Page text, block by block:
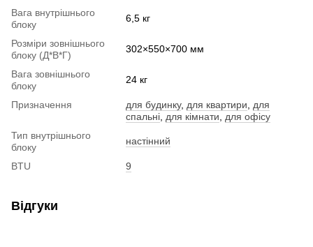
Вага внутрішнього
блоку
6,5 кг
Розміри зовнішнього
блоку (Д*В*Г)
302×550×700 мм
Вага зовнішнього
блоку
24 кг
Призначення для будинку, для квартири
для
спальні для кімнати
для офісу
Тип внутрішнього
блоку
настінний
BTU 9
Відгуки